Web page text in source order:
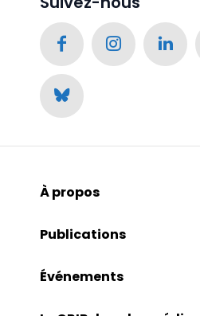
À propos
Publications
Événements